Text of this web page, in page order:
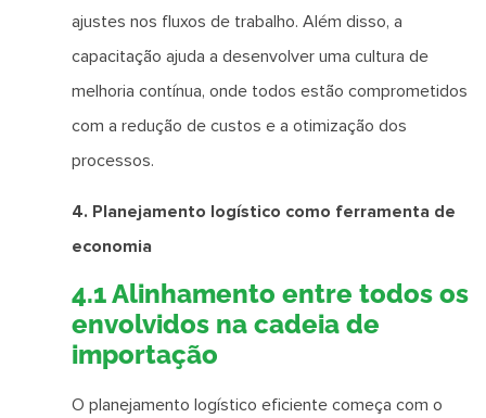
ajustes nos fluxos de trabalho. Além disso, a
capacitação ajuda a desenvolver uma cultura de
melhoria contínua, onde todos estão comprometidos
com a redução de custos e a otimização dos
processos.
4. Planejamento logístico como ferramenta de
economia
4.1 Alinhamento entre todos os
envolvidos na cadeia de
importação
O planejamento logístico eficiente começa com o